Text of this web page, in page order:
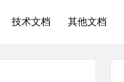
技术文档 其他文档